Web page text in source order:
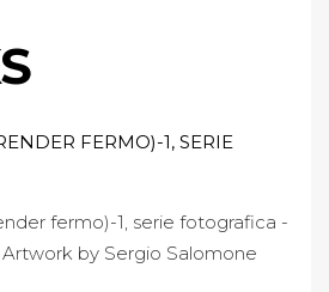
FERMO)-1, SERIE